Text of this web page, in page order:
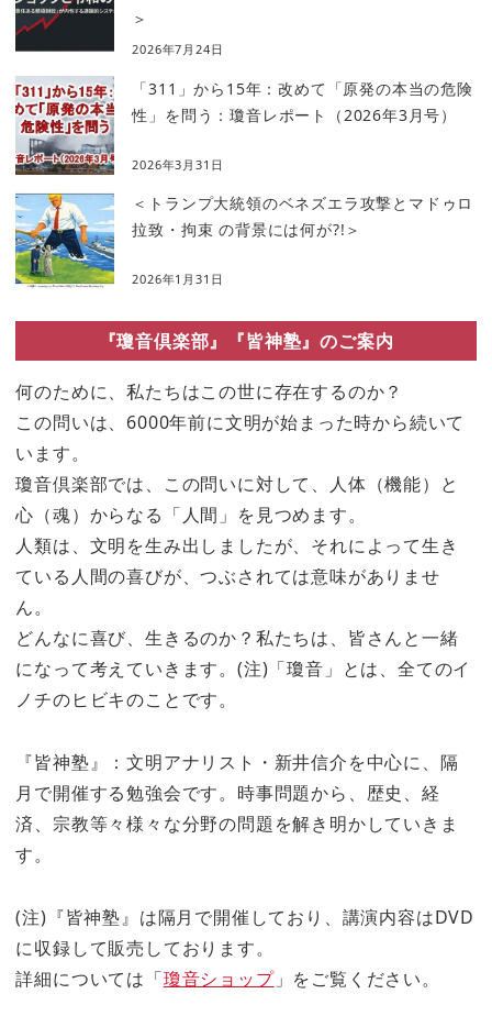
＞
2026年7月24日
「311」から15年：改めて「原発の本当の危険
性」を問う：瓊音レポート（2026年3月号）
2026年3月31日
＜トランプ大統領のベネズエラ攻撃とマドゥロ
拉致・拘束 の背景には何が?!＞
2026年1月31日
『瓊音倶楽部』『皆神塾』のご案内
何のために、私たちはこの世に存在するのか？
この問いは、6000年前に文明が始まった時から続いて
います。
瓊音倶楽部では、この問いに対して、人体（機能）と
心（魂）からなる「人間」を見つめます。
人類は、文明を生み出しましたが、それによって生き
ている人間の喜びが、つぶされては意味がありませ
ん。
どんなに喜び、生きるのか？私たちは、皆さんと一緒
になって考えていきます。(注)「瓊音」とは、全てのイ
ノチのヒビキのことです。
『皆神塾』：文明アナリスト・新井信介を中心に、隔
月で開催する勉強会です。時事問題から、歴史、経
済、宗教等々様々な分野の問題を解き明かしていきま
す。
(注)『皆神塾』は隔月で開催しており、講演内容はDVD
に収録して販売しております。
詳細については「瓊音ショップ」をご覧ください。